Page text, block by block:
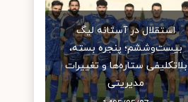
استقلال در آستانه لیگ
بیست‌وششم؛ پنجره بسته،
بلاتکلیفی ستاره‌ها و تغییرات
مدیریتی